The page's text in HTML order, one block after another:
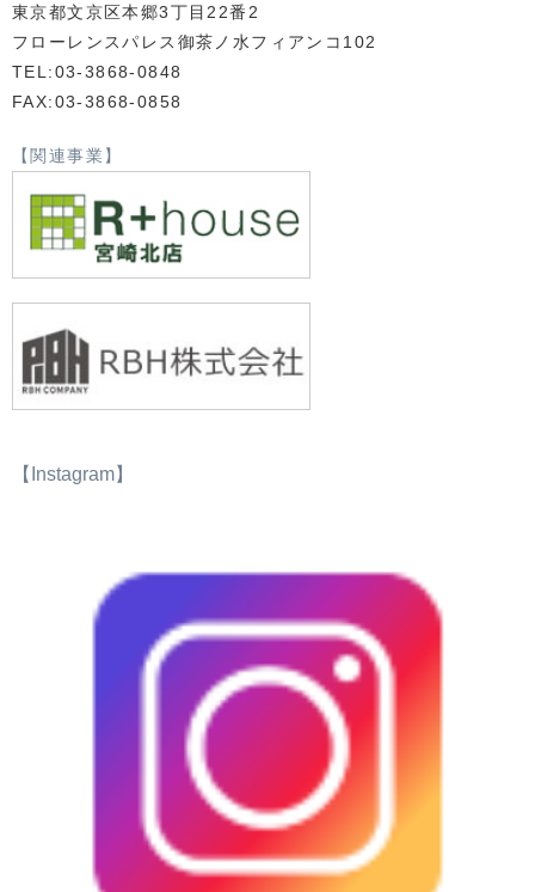
東京都文京区本郷3丁目22番2
フローレンスパレス御茶ノ水フィアンコ102
TEL:03-3868-0848
FAX:03-3868-0858
【関連事業】
【Instagram】